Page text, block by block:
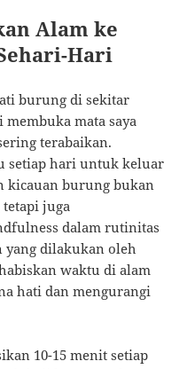
Alam ke
Hari
burung di sekitar
mata saya
terabaikan.
setiap hari untuk keluar
kicauan burung bukan
tetapi juga
dalam rutinitas
dilakukan oleh
waktu di alam
hati dan mengurangi
10-15 menit setiap